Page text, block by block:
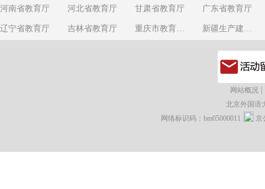
河南省教育厅 河北省教育厅 甘肃省教育厅 广东省教育厅
辽宁省教育厅 吉林省教育厅 重庆市教育委员会 新疆生产建设兵团教育局
网站概况
北京外国语
网络标识码：bm05000011
京